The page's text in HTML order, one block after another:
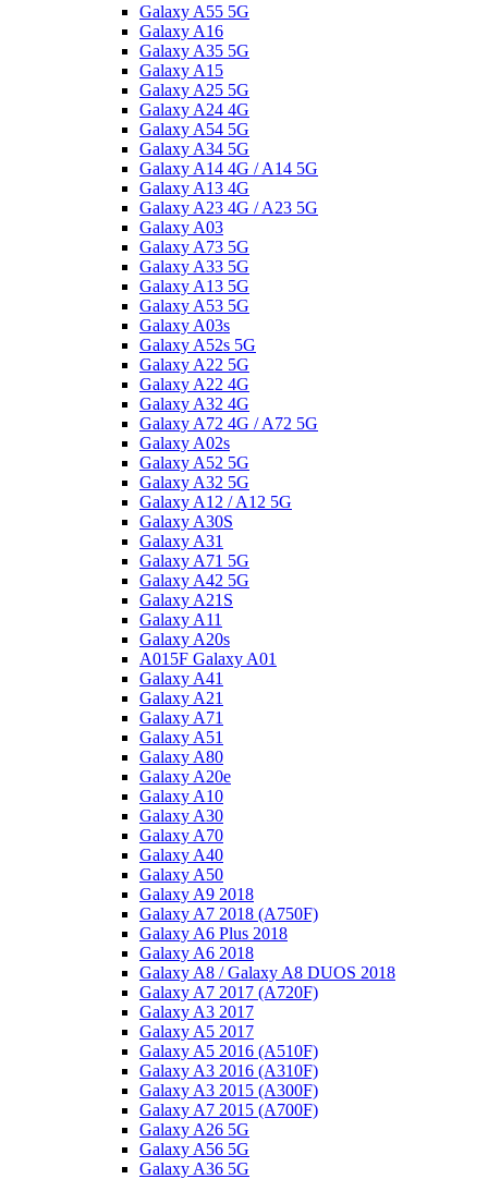
Galaxy A55 5G
Galaxy A16
Galaxy A35 5G
Galaxy A15
Galaxy A25 5G
Galaxy A24 4G
Galaxy A54 5G
Galaxy A34 5G
Galaxy A14 4G / A14 5G
Galaxy A13 4G
Galaxy A23 4G / A23 5G
Galaxy A03
Galaxy A73 5G
Galaxy A33 5G
Galaxy A13 5G
Galaxy A53 5G
Galaxy A03s
Galaxy A52s 5G
Galaxy A22 5G
Galaxy A22 4G
Galaxy A32 4G
Galaxy A72 4G / A72 5G
Galaxy A02s
Galaxy A52 5G
Galaxy A32 5G
Galaxy A12 / A12 5G
Galaxy A30S
Galaxy A31
Galaxy A71 5G
Galaxy A42 5G
Galaxy A21S
Galaxy A11
Galaxy A20s
A015F Galaxy A01
Galaxy A41
Galaxy A21
Galaxy A71
Galaxy A51
Galaxy A80
Galaxy A20e
Galaxy A10
Galaxy A30
Galaxy A70
Galaxy A40
Galaxy A50
Galaxy A9 2018
Galaxy A7 2018 (A750F)
Galaxy A6 Plus 2018
Galaxy A6 2018
Galaxy A8 / Galaxy A8 DUOS 2018
Galaxy A7 2017 (A720F)
Galaxy A3 2017
Galaxy A5 2017
Galaxy A5 2016 (A510F)
Galaxy A3 2016 (A310F)
Galaxy A3 2015 (A300F)
Galaxy A7 2015 (A700F)
Galaxy A26 5G
Galaxy A56 5G
Galaxy A36 5G